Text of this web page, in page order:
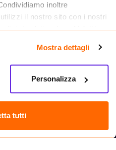
inoltre
il nostro sito con i nostri
dei dati web, pubblicità e
o che hanno raccolto dal
Mostra dettagli
tutti
Personalizza
884088
128, 80147 Napoli